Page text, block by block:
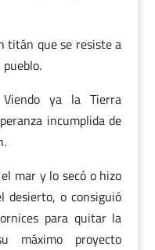
titán que se resiste a
ya la Tierra
incumplida de
mar y lo secó o hizo
desierto, o consiguió
para quitar la
máximo proyecto